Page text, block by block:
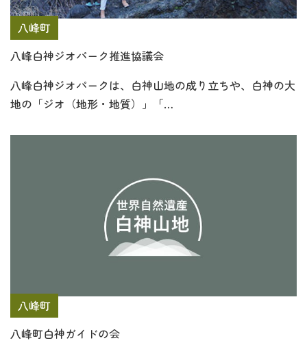
八峰町
八峰白神ジオパーク推進協議会
八峰白神ジオパークは、白神山地の成り立ちや、白神の大
地の「ジオ（地形・地質）」「…
八峰町
八峰町白神ガイドの会